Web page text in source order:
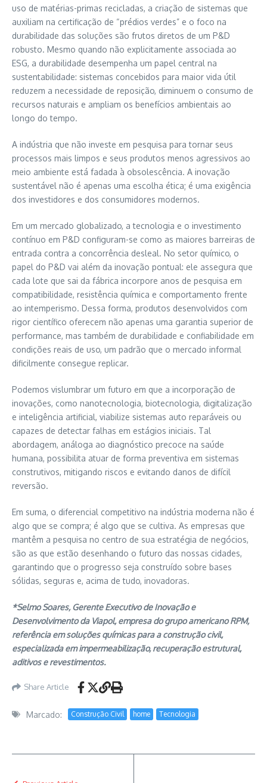
uso de matérias-primas recicladas, a criação de sistemas que
auxiliam na certificação de “prédios verdes” e o foco na
durabilidade das soluções são frutos diretos de um P&D
robusto. Mesmo quando não explicitamente associada ao
ESG, a durabilidade desempenha um papel central na
sustentabilidade: sistemas concebidos para maior vida útil
reduzem a necessidade de reposição, diminuem o consumo de
recursos naturais e ampliam os benefícios ambientais ao
longo do tempo.
A indústria que não investe em pesquisa para tornar seus
processos mais limpos e seus produtos menos agressivos ao
meio ambiente está fadada à obsolescência. A inovação
sustentável não é apenas uma escolha ética; é uma exigência
dos investidores e dos consumidores modernos.
Em um mercado globalizado, a tecnologia e o investimento
contínuo em P&D configuram-se como as maiores barreiras de
entrada contra a concorrência desleal. No setor químico, o
papel do P&D vai além da inovação pontual: ele assegura que
cada lote que sai da fábrica incorpore anos de pesquisa em
compatibilidade, resistência química e comportamento frente
ao intemperismo. Dessa forma, produtos desenvolvidos com
rigor científico oferecem não apenas uma garantia superior de
performance, mas também de durabilidade e confiabilidade em
condições reais de uso, um padrão que o mercado informal
dificilmente consegue replicar.
Podemos vislumbrar um futuro em que a incorporação de
inovações, como nanotecnologia, biotecnologia, digitalização
e inteligência artificial, viabilize sistemas auto reparáveis ou
capazes de detectar falhas em estágios iniciais. Tal
abordagem, análoga ao diagnóstico precoce na saúde
humana, possibilita atuar de forma preventiva em sistemas
construtivos, mitigando riscos e evitando danos de difícil
reversão.
Em suma, o diferencial competitivo na indústria moderna não é
algo que se compra; é algo que se cultiva. As empresas que
mantêm a pesquisa no centro de sua estratégia de negócios,
são as que estão desenhando o futuro das nossas cidades,
garantindo que o progresso seja construído sobre bases
sólidas, seguras e, acima de tudo, inovadoras.
*Selmo Soares, Gerente Executivo de Inovação e
Desenvolvimento da Viapol, empresa do grupo americano RPM,
referência em soluções químicas para a construção civil,
especializada em impermeabilização, recuperação estrutural,
aditivos e revestimentos.
Share Article
Marcado: Construção Civil home Tecnologia